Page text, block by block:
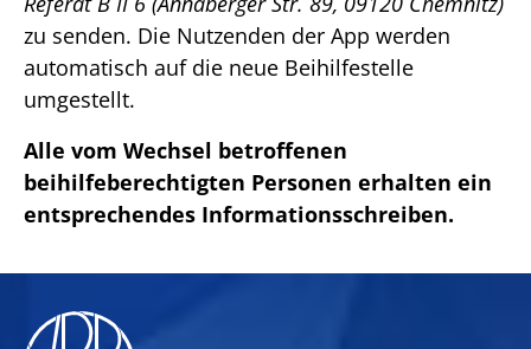
zu senden. Die Nutzenden der App werden
automatisch auf die neue Beihilfestelle
umgestellt.
Alle vom Wechsel betroffenen
beihilfeberechtigten Personen erhalten ein
entsprechendes Informationsschreiben.